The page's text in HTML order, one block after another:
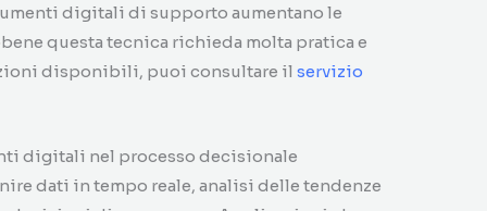
digitali di supporto aumentano le
questa tecnica richieda molta pratica e
disponibili, puoi consultare ilservizio
digitali nel processo decisionale
dati in tempo reale, analisi delle tendenze